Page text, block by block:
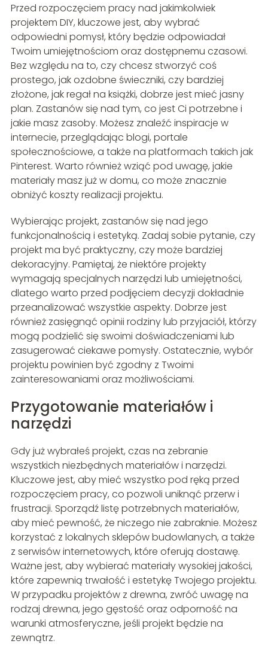
Przed rozpoczęciem pracy nad jakimkolwiek
projektem DIY, kluczowe jest, aby wybrać
odpowiedni pomysł, który będzie odpowiadał
Twoim umiejętnościom oraz dostępnemu czasowi.
Bez względu na to, czy chcesz stworzyć coś
prostego, jak ozdobne świeczniki, czy bardziej
złożone, jak regał na książki, dobrze jest mieć jasny
plan. Zastanów się nad tym, co jest Ci potrzebne i
jakie masz zasoby. Możesz znaleźć inspiracje w
internecie, przeglądając blogi, portale
społecznościowe, a także na platformach takich jak
Pinterest. Warto również wziąć pod uwagę, jakie
materiały masz już w domu, co może znacznie
obniżyć koszty realizacji projektu.
Wybierając projekt, zastanów się nad jego
funkcjonalnością i estetyką. Zadaj sobie pytanie, czy
projekt ma być praktyczny, czy może bardziej
dekoracyjny. Pamiętaj, że niektóre projekty
wymagają specjalnych narzędzi lub umiejętności,
dlatego warto przed podjęciem decyzji dokładnie
przeanalizować wszystkie aspekty. Dobrze jest
również zasięgnąć opinii rodziny lub przyjaciół, którzy
mogą podzielić się swoimi doświadczeniami lub
zasugerować ciekawe pomysły. Ostatecznie, wybór
projektu powinien być zgodny z Twoimi
zainteresowaniami oraz możliwościami.
Przygotowanie materiałów i
narzędzi
Gdy już wybrałeś projekt, czas na zebranie
wszystkich niezbędnych materiałów i narzędzi.
Kluczowe jest, aby mieć wszystko pod ręką przed
rozpoczęciem pracy, co pozwoli uniknąć przerw i
frustracji. Sporządź listę potrzebnych materiałów,
aby mieć pewność, że niczego nie zabraknie. Możesz
korzystać z lokalnych sklepów budowlanych, a także
z serwisów internetowych, które oferują dostawę.
Ważne jest, aby wybierać materiały wysokiej jakości,
które zapewnią trwałość i estetykę Twojego projektu.
W przypadku projektów z drewna, zwróć uwagę na
rodzaj drewna, jego gęstość oraz odporność na
warunki atmosferyczne, jeśli projekt będzie na
zewnątrz.